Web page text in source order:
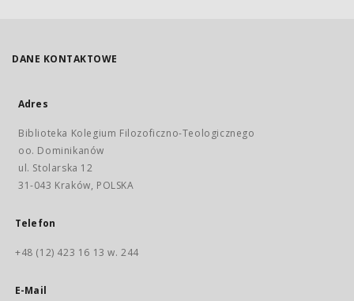
DANE KONTAKTOWE
Adres
Biblioteka Kolegium Filozoficzno-Teologicznego
oo. Dominikanów
ul. Stolarska 12
31-043 Kraków, POLSKA
Telefon
+48 (12) 423 16 13 w. 244
E-Mail